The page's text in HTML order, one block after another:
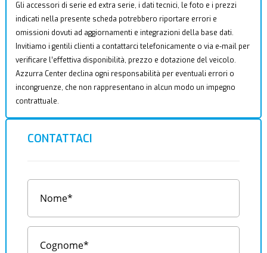
Gli accessori di serie ed extra serie, i dati tecnici, le foto e i prezzi
indicati nella presente scheda potrebbero riportare errori e
omissioni dovuti ad aggiornamenti e integrazioni della base dati.
Invitiamo i gentili clienti a contattarci telefonicamente o via e-mail per
verificare l’effettiva disponibilità, prezzo e dotazione del veicolo.
Azzurra Center declina ogni responsabilità per eventuali errori o
incongruenze, che non rappresentano in alcun modo un impegno
contrattuale.
CONTATTACI